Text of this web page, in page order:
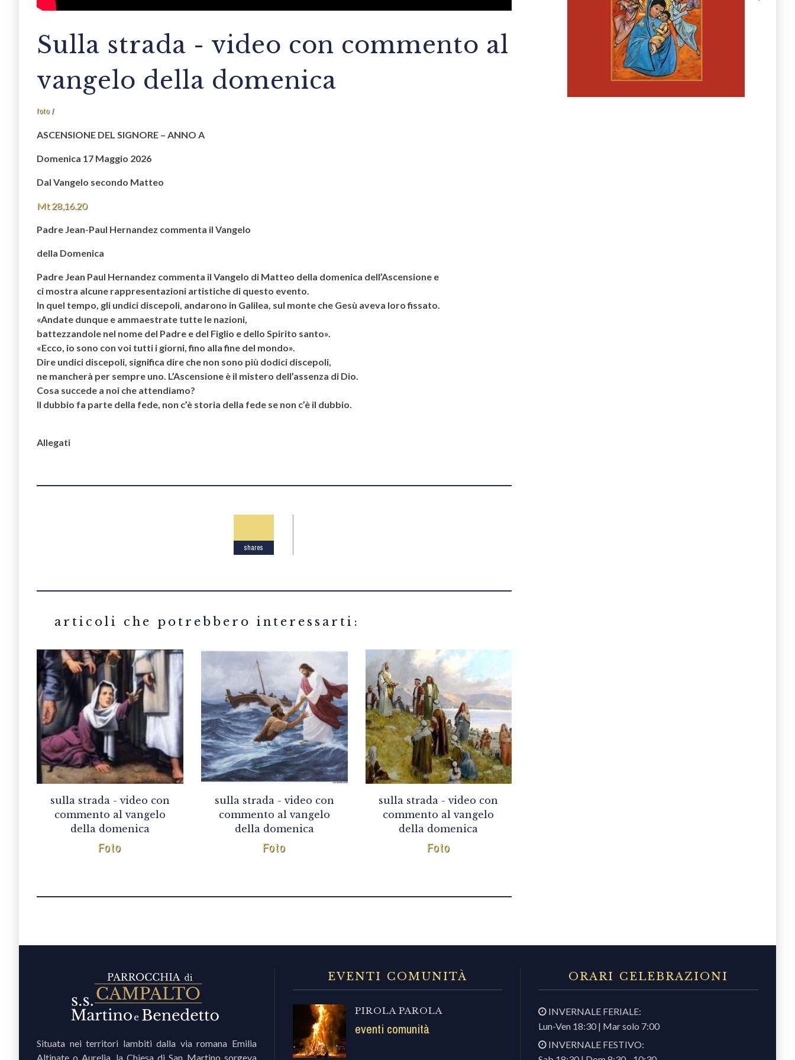
Sulla strada - video con commento al
vangelo della domenica
foto
ASCENSIONE DEL SIGNORE – ANNO A
Domenica 17 Maggio 2026
Dal Vangelo secondo Matteo
Mt 28,16.20
Padre Jean-Paul Hernandez​ commenta il Vangelo
della Domenica
Padre Jean Paul Hernandez commenta il Vangelo di Matteo della domenica dell’Ascensione e
ci mostra alcune rappresentazioni artistiche di questo evento.
In quel tempo, gli undici discepoli, andarono in Galilea, sul monte che Gesù aveva loro fissato.
«Andate dunque e ammaestrate tutte le nazioni,
battezzandole nel nome del Padre e del Figlio e dello Spirito santo».
«Ecco, io sono con voi tutti i giorni, fino alla fine del mondo».
Dire undici discepoli, significa dire che non sono più dodici discepoli,
ne mancherà per sempre uno. L’Ascensione è il mistero dell’assenza di Dio.
Cosa succede a noi che attendiamo?
Il dubbio fa parte della fede, non c’è storia della fede se non c’è il dubbio.
Allegati
shares
sulla strada - video con
commento al vangelo
della domenica
Foto
sulla strada - video con
commento al vangelo
della domenica
Foto
sulla strada - video con
commento al vangelo
della domenica
Foto
Situata nei territori lambiti dalla via romana Emilia
Altinate o Aurelia, la Chiesa di San Martino sorgeva
EVENTI COMUNITÀ
PIROLA PAROLA
eventi comunità
ORARI CELEBRAZIONI
INVERNALE FERIALE:
Lun-Ven 18:30 | Mar solo 7:00
INVERNALE FESTIVO: